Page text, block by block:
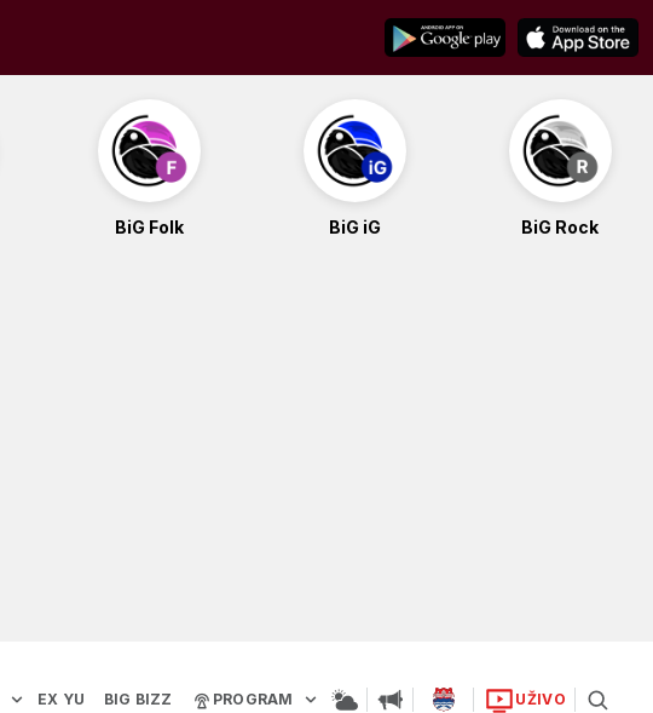
BiG Folk BiG iG BiG Rock
EX YU BIG BIZZ PROGRAM UŽIVO